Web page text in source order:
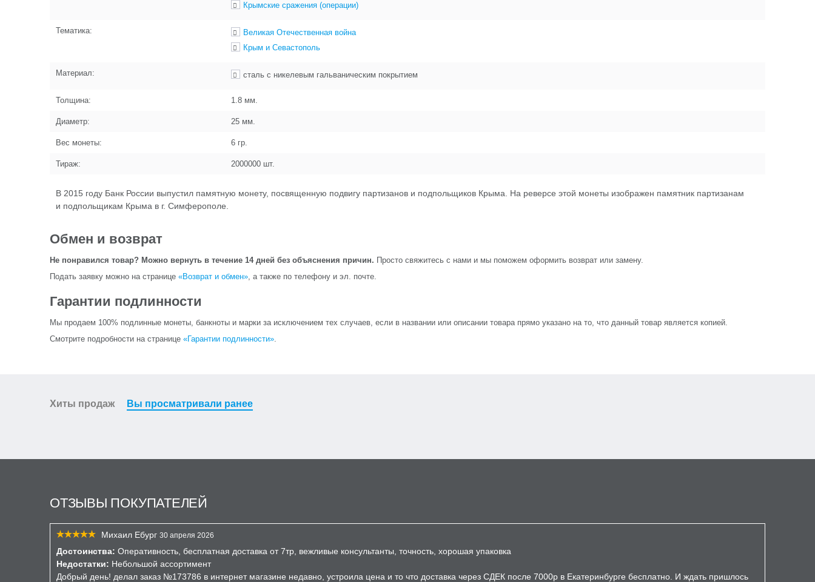
Крымские сражения (операции)
Тематика:
Великая Отечественная война
Крым и Севастополь
Материал: сталь с никелевым гальваническим покрытием
Толщина: 1.8 мм.
Диаметр: 25 мм.
Вес монеты: 6 гр.
Тираж: 2000000 шт.
В 2015 году Банк России выпустил памятную монету, посвященную подвигу партизанов и подпольщиков Крыма. На реверсе этой монеты изображен памятник партизанам
и подпольщикам Крыма в г. Симферополе.
Обмен и возврат
Не понравился товар? Можно вернуть в течение 14 дней без объяснения причин. Просто свяжитесь с нами и мы поможем оформить возврат или замену.
Подать заявку можно на странице «Возврат и обмен», а также по телефону и эл. почте.
Гарантии подлинности
Мы продаем 100% подлинные монеты, банкноты и марки за исключением тех случаев, если в названии или описании товара прямо указано на то, что данный товар является копией.
Смотрите подробности на странице «Гарантии подлинности».
Хиты продаж Вы просматривали ранее
ОТЗЫВЫ ПОКУПАТЕЛЕЙ
Михаил Ебург 30 апреля 2026
Достоинства: Оперативность, бесплатная доставка от 7тр, вежливые консультанты, точность, хорошая упаковка
Недостатки: Небольшой ассортимент
Добрый день! делал заказ №173786 в интернет магазине недавно, устроила цена и то что доставка через СДЕК после 7000р в Екатеринбурге бесплатно. И ждать пришлось